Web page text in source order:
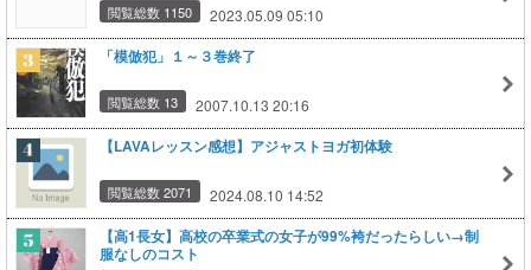
閲覧総数 1150 2023.05.09 05:10
「模倣犯」１～３巻終了
閲覧総数 13 2007.10.13 20:16
【LAVAレッスン感想】アジャストヨガ初体験
閲覧総数 2071 2024.08.10 14:52
【高1長女】高校の卒業式の女子が99%袴だったらしい→制
服なしのコスト